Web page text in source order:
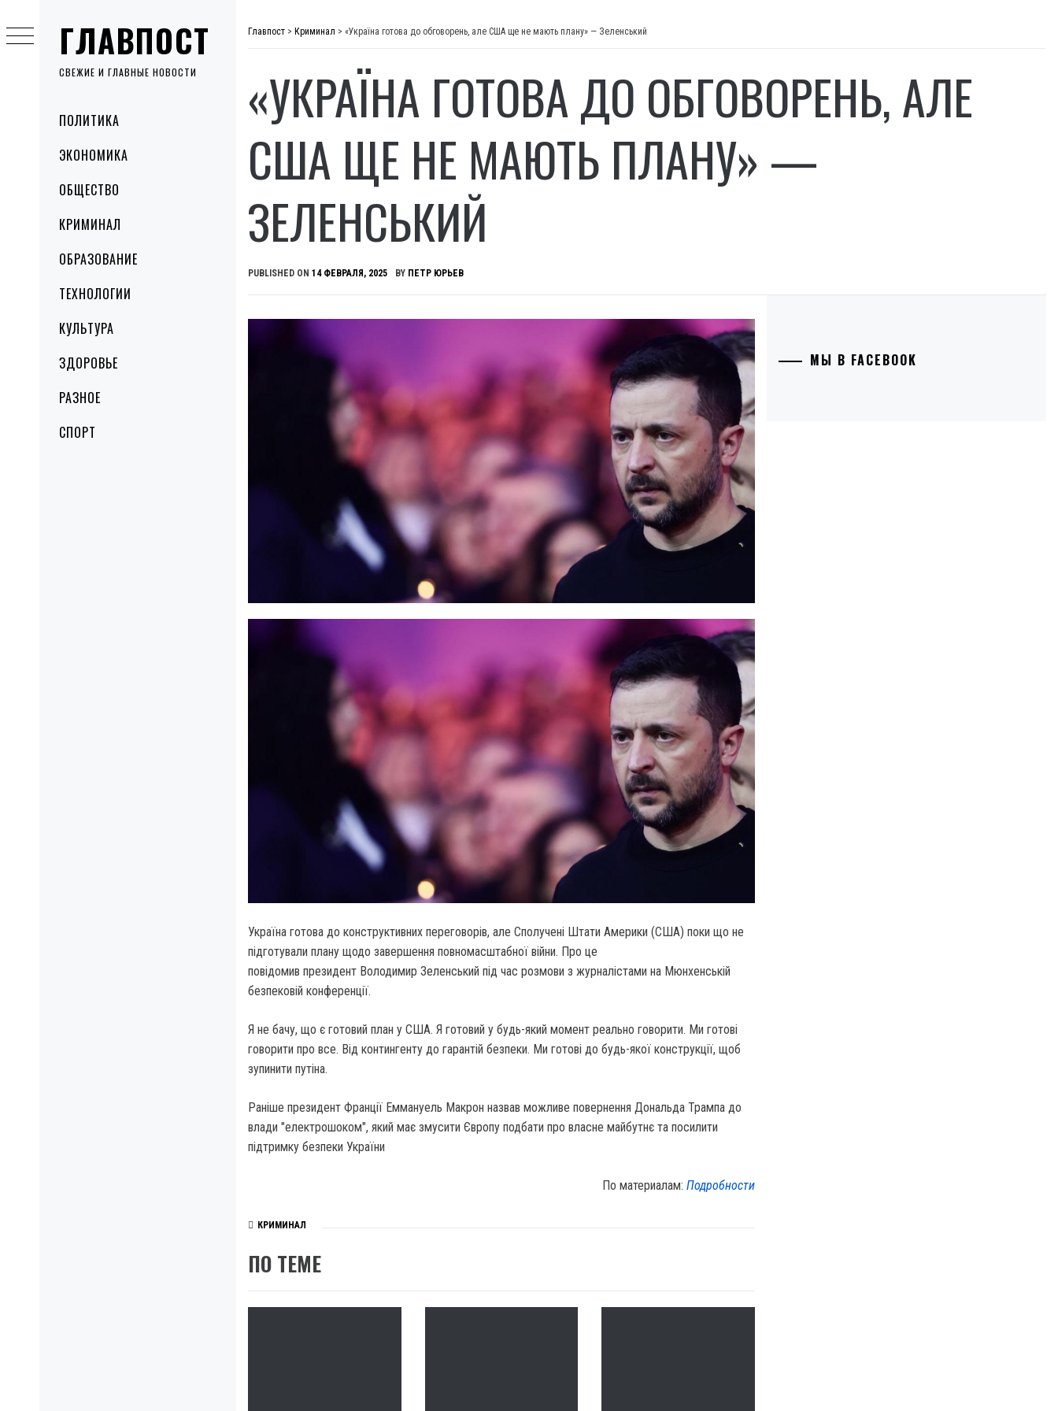
ГЛАВПОСТ
СВЕЖИЕ И ГЛАВНЫЕ НОВОСТИ
MenuПОЛИТИКА
ЭКОНОМИКА
ОБЩЕСТВО
КРИМИНАЛ
ОБРАЗОВАНИЕ
ТЕХНОЛОГИИ
КУЛЬТУРА
ЗДОРОВЬЕ
РАЗНОЕ
СПОРТ
to
content
Главпост > Криминал > «Україна готова до обговорень, але США ще не мають плану» — Зеленський
«УКРАЇНА ГОТОВА ДО ОБГОВОРЕНЬ, АЛЕ
США ЩЕ НЕ МАЮТЬ ПЛАНУ» —
ЗЕЛЕНСЬКИЙ
PUBLISHED ON 14 ФЕВРАЛЯ, 2025 BY ПЕТР ЮРЬЕВ
Україна готова до конструктивних переговорів, але Сполучені Штати Америки (США) поки що не
підготували плану щодо завершення повномасштабної війни. Про це
повідомив президент Володимир Зеленський під час розмови з журналістами на Мюнхенській
безпековій конференції.
Я не бачу, що є готовий план у США. Я готовий у будь-який момент реально говорити. Ми готові
говорити про все. Від контингенту до гарантій безпеки. Ми готові до будь-якої конструкції, щоб
зупинити путіна.
Раніше президент Франції Еммануель Макрон назвав можливе повернення Дональда Трампа до
влади "електрошоком", який має змусити Європу подбати про власне майбутнє та посилити
підтримку безпеки України
По материалам:Подробности
КРИМИНАЛ
ПО ТЕМЕ
МЫ В FACEBOOK